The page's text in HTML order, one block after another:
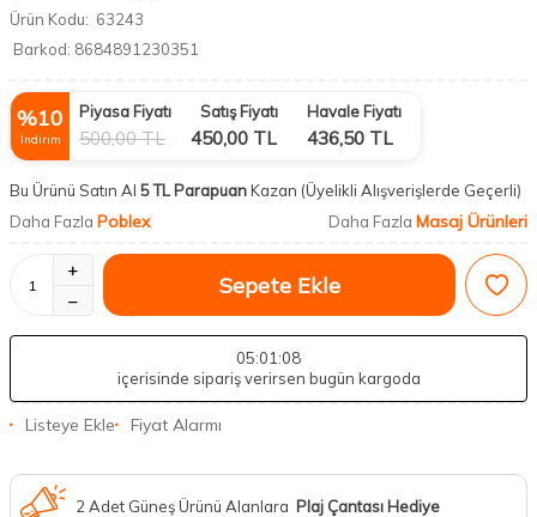
Ürün Kodu: 63243
Barkod: 8684891230351
%10
İndirim
Piyasa Fiyatı
500,00TL
Satış Fiyatı
450,00 TL
Havale Fiyatı
436,50 TL
Bu Ürünü Satın Al 5 TL ParapuanKazan (Üyelikli Alışverişlerde Geçerli)
Daha Fazla Poblex Daha Fazla Masaj Ürünleri
Sepete Ekle
05:01 :07
içerisinde sipariş verirsen bugün kargoda
Listeye Ekle Fiyat Alarmı
2 Adet Güneş Ürünü Alanlara Plaj Çantası Hediye